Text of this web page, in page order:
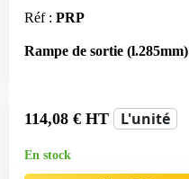
Réf : PRP
Rampe de sortie (l.285mm)
114,08 € HT L'unité
En stock